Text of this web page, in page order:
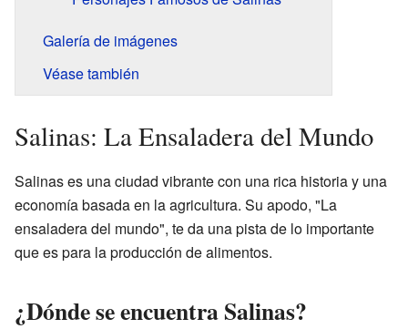
Galería de imágenes
Véase también
Salinas: La Ensaladera del Mundo
Salinas es una ciudad vibrante con una rica historia y una
economía basada en la agricultura. Su apodo, "La
ensaladera del mundo", te da una pista de lo importante
que es para la producción de alimentos.
¿Dónde se encuentra Salinas?